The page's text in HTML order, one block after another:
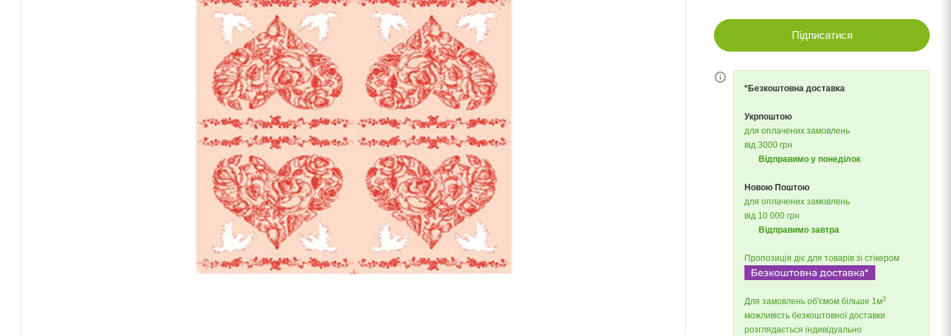
Підписатися
*Безкоштовна доставка
Укрпоштою
для оплачених замовлень
від 3000 грн
Відправимо у понеділок
Новою Поштою
для оплачених замовлень
від 10 000 грн
Відправимо завтра
Пропозиція діє для товарів зі стікером
Для замовлень об'ємом більше 1м3
можливість безкоштовної доставки
розглядається індивідуально